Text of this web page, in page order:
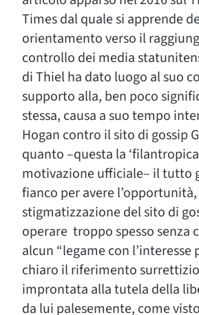
Times dal quale si apprende
orientamento verso il
controllo dei media
di Thiel ha dato luogo al suo
supporto alla, ben poco
stessa, causa a suo tempo
Hogan contro il sito di gossip
quanto –questa la
motivazione ufficiale– il tutto
fianco per avere
stigmatizzazione del sito di
operare troppo spesso senza
alcun “legame con l’interesse
chiaro il riferimento
improntata alla tutela della
da lui palesemente, come